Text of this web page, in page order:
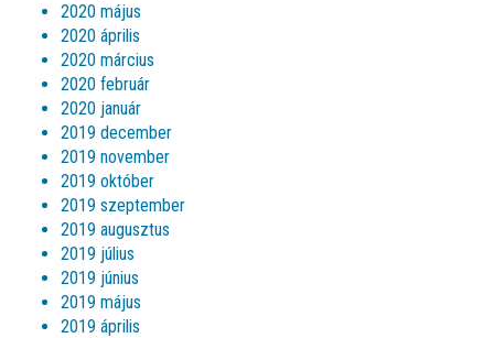
2020 május
2020 április
2020 március
2020 február
2020 január
2019 december
2019 november
2019 október
2019 szeptember
2019 augusztus
2019 július
2019 június
2019 május
2019 április